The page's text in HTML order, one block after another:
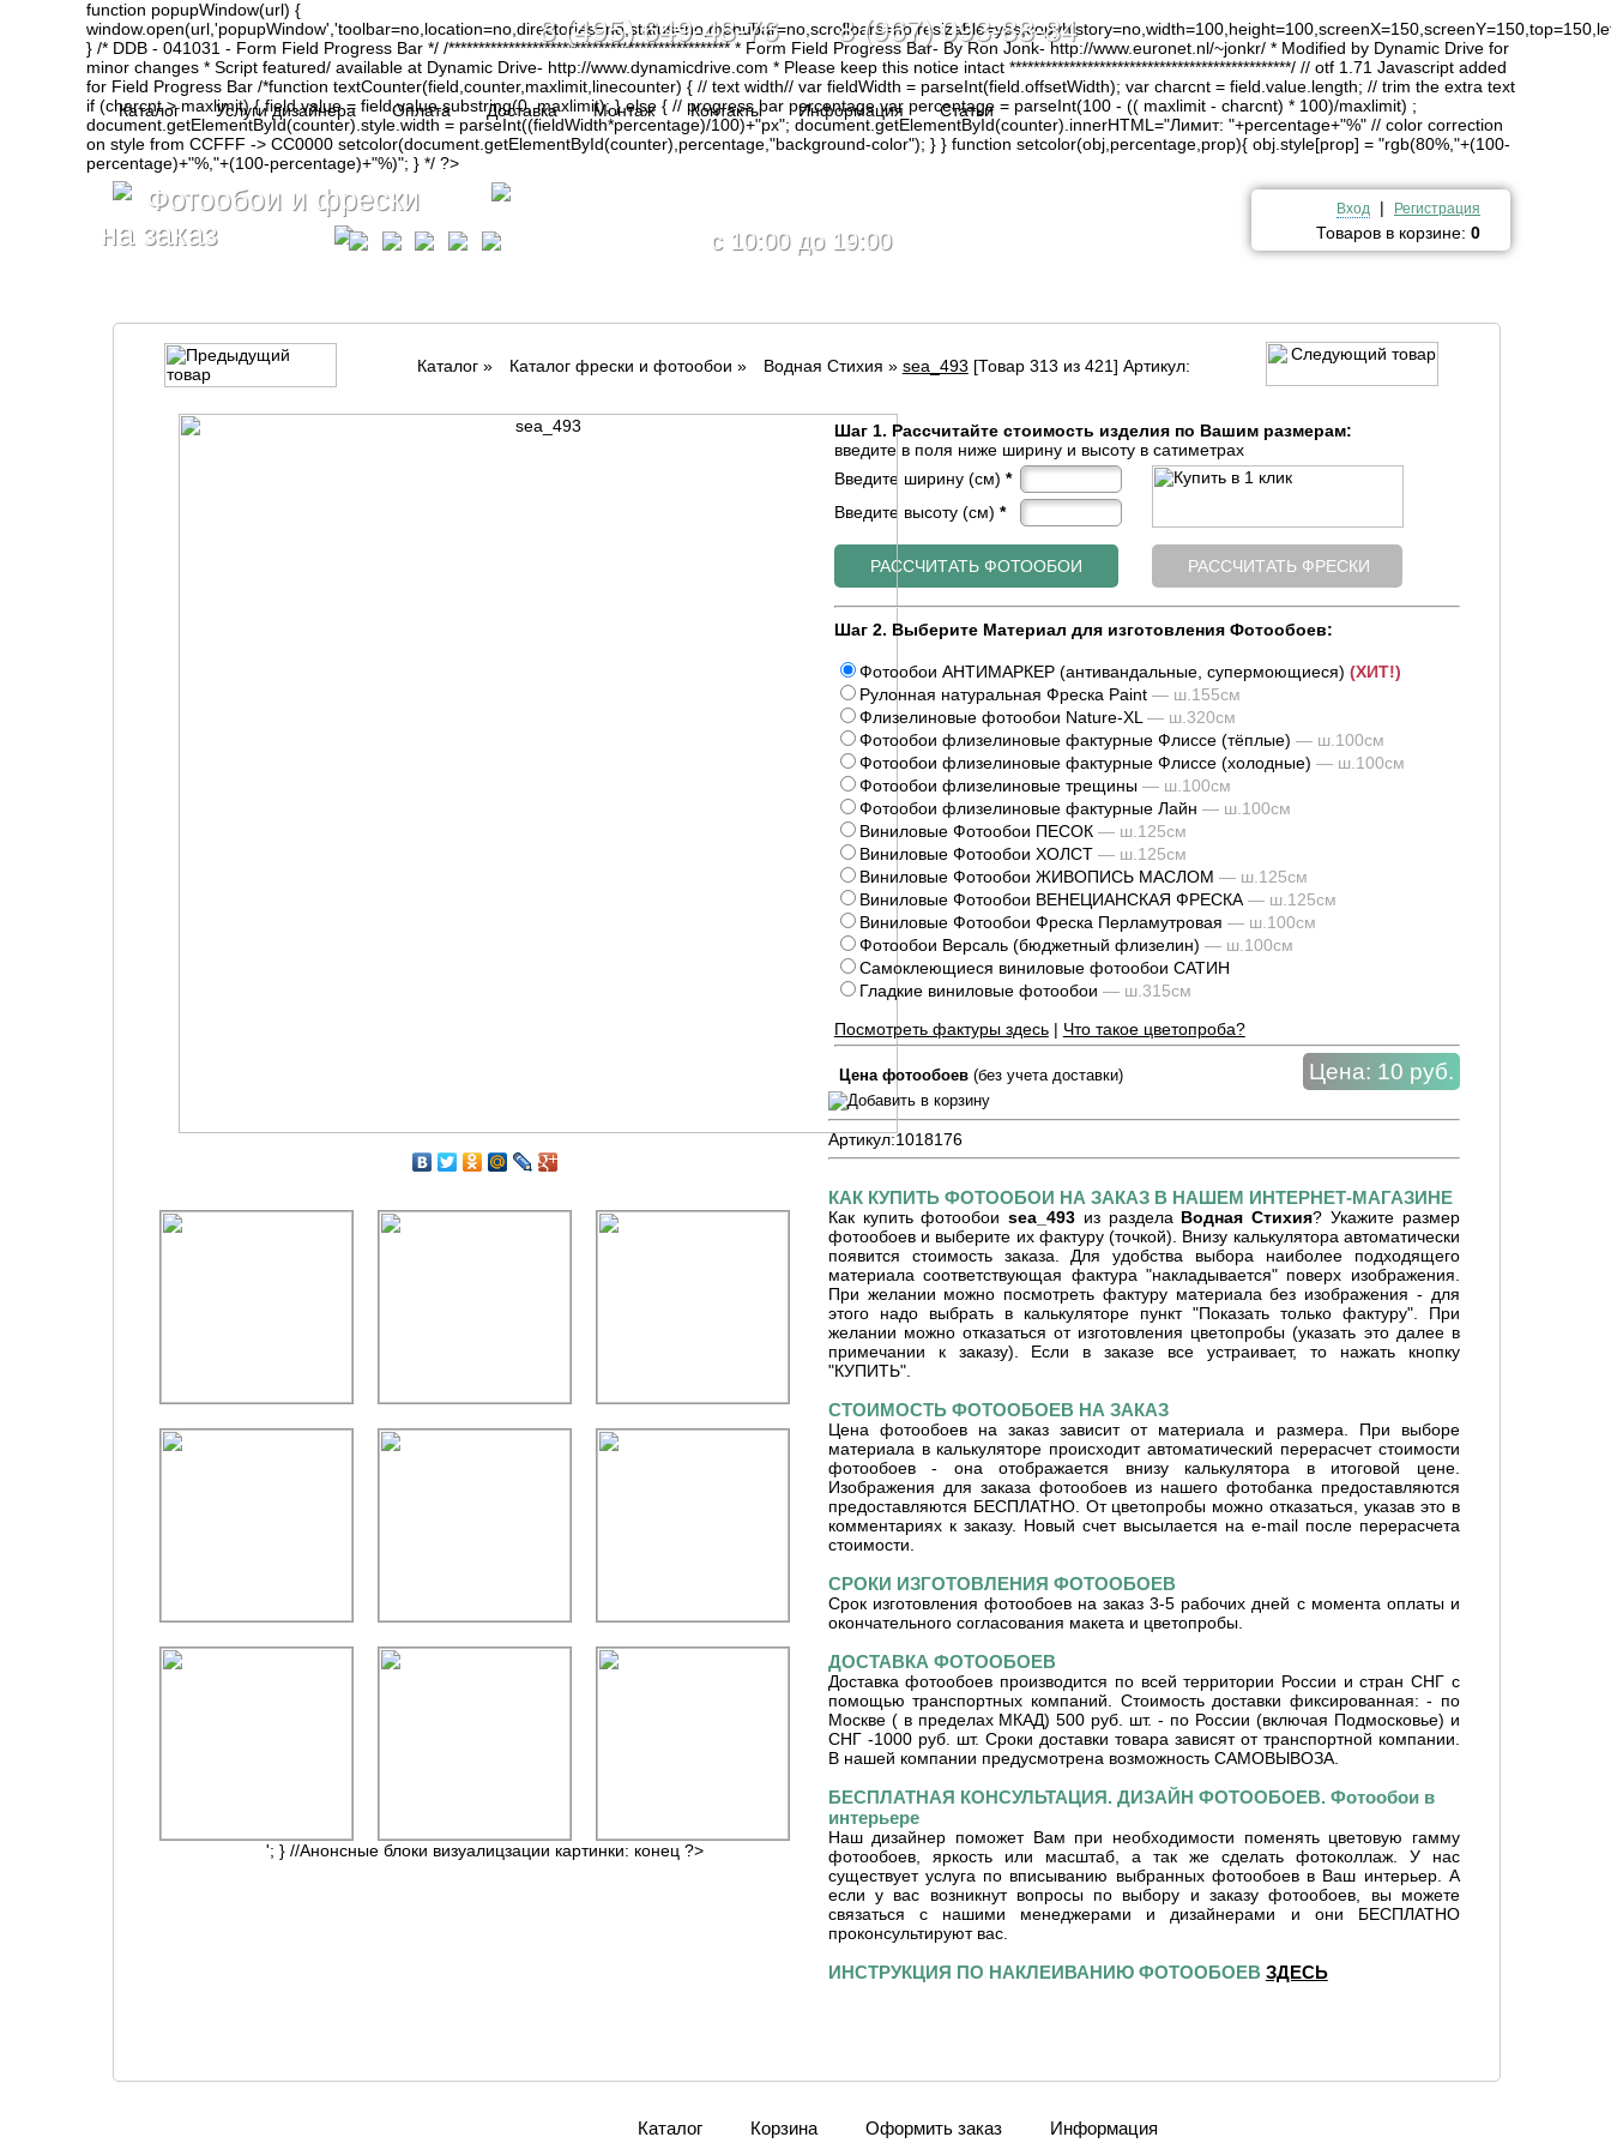
function popupWindow(url) {
} /* DDB - 041031 - Form Field Progress Bar */ /*********************************************** * Form Field Progress Bar- By Ron Jonk- http://www.euronet.nl/~jonkr/ * Modified by Dynamic Drive for
minor changes * Script featured/ available at Dynamic Drive- http://www.dynamicdrive.com * Please keep this notice intact ***********************************************/ // otf 1.71 Javascript added
for Field Progress Bar /*function textCounter(field,counter,maxlimit,linecounter) { // text width// var fieldWidth = parseInt(field.offsetWidth); var charcnt = field.value.length; // trim the extra text
if (charcnt > maxlimit) { field.value = field.value.substring(0, maxlimit); } else { // progress bar percentage var percentage = parseInt(100 - (( maxlimit - charcnt) * 100)/maxlimit) ;
document.getElementById(counter).style.width = parseInt((fieldWidth*percentage)/100)+"px"; document.getElementById(counter).innerHTML="Лимит: "+percentage+"%" // color correction
on style from CCFFF -> CC0000 setcolor(document.getElementById(counter),percentage,"background-color"); } } function setcolor(obj,percentage,prop){ obj.style[prop] = "rgb(80%,"+(100-
percentage)+"%,"+(100-percentage)+"%)"; } */ ?>
Фотообои и фрески
на заказ
8 (495) 649-48-76 8 (967) 093-88-84
c 10:00 до 19:00
Вход | Регистрация
Товаров в корзине: 0
Каталог Услуги дизайнера Оплата Доставка Монтаж Контакты Информация Статьи
Каталог» Каталог фрески и фотообои » Водная Стихия » sea_493 [Товар 313 из 421] Артикул:
'; } //Анонсные блоки визуалицзации картинки: конец ?>
Шаг 1. Рассчитайте стоимость изделия по Вашим размерам:
введите в поля ниже ширину и высоту в сатиметрах
Введите ширину (см) *
Введите высоту (см) *
Шаг 2. Выберите Материал для изготовления Фотообоев:
Фотообои АНТИМАРКЕР (антивандальные, супермоющиеся) (ХИТ!)
Рулонная натуральная Фреска Paint — ш.155см
Флизелиновые фотообои Nature-XL — ш.320см
Фотообои флизелиновые фактурные Флиссе (тёплые) — ш.100см
Фотообои флизелиновые фактурные Флиссе (холодные) — ш.100см
Фотообои флизелиновые трещины — ш.100см
Фотообои флизелиновые фактурные Лайн — ш.100см
Виниловые Фотообои ПЕСОК — ш.125см
Виниловые Фотообои ХОЛСТ — ш.125см
Виниловые Фотообои ЖИВОПИСЬ МАСЛОМ — ш.125см
Виниловые Фотообои ВЕНЕЦИАНСКАЯ ФРЕСКА — ш.125см
Виниловые Фотообои Фреска Перламутровая — ш.100см
Фотообои Версаль (бюджетный флизелин) — ш.100см
Самоклеющиеся виниловые фотообои САТИН
Гладкие виниловые фотообои — ш.315см
Посмотреть фактуры здесь| Что такое цветопроба?
Цена фотообоев (без учета доставки) Цена: 10 руб.
Артикул:1018176
КАК КУПИТЬ ФОТООБОИ НА ЗАКАЗ В НАШЕМ ИНТЕРНЕТ-МАГАЗИНЕ
Как купить фотообоиsea_493 из раздела Водная Стихия? Укажите размер
фотообоев и выберите их фактуру (точкой). Внизу калькулятора автоматически
появится стоимость заказа. Для удобства выбора наиболее подходящего
материала соответствующая фактура "накладывается" поверх изображения.
При желании можно посмотреть фактуру материала без изображения - для
этого надо выбрать в калькуляторе пункт "Показать только фактуру". При
желании можно отказаться от изготовления цветопробы (указать это далее в
примечании к заказу). Если в заказе все устраивает, то нажать кнопку
"КУПИТЬ".
СТОИМОСТЬ ФОТООБОЕВ НА ЗАКАЗ
Цена фотообоев на заказ зависит от материала и размера. При выборе
материала в калькуляторе происходит автоматический перерасчет стоимости
фотообоев - она отображается внизу калькулятора в итоговой цене.
Изображения для заказа фотообоев из нашего фотобанка предоставляются
предоставляются БЕСПЛАТНО. От цветопробы можно отказаться, указав это в
комментариях к заказу. Новый счет высылается на e-mail после перерасчета
стоимости.
СРОКИ ИЗГОТОВЛЕНИЯ ФОТООБОЕВ
Срок изготовления фотообоев на заказ 3-5 рабочих дней с момента оплаты и
окончательного согласования макета и цветопробы.
ДОСТАВКА ФОТООБОЕВ
Доставка фотообоев производится по всей территории России и стран СНГ с
помощью транспортных компаний. Стоимость доставки фиксированная: - по
Москве ( в пределах МКАД) 500 руб. шт. - по России (включая Подмосковье) и
СНГ -1000 руб. шт. Сроки доставки товара зависят от транспортной компании.
В нашей компании предусмотрена возможность САМОВЫВОЗА.
БЕСПЛАТНАЯ КОНСУЛЬТАЦИЯ. ДИЗАЙН ФОТООБОЕВ. Фотообои в
интерьере
Наш дизайнер поможет Вам при необходимости поменять цветовую гамму
фотообоев, яркость или масштаб, а так же сделать фотоколлаж. У нас
существует услуга по вписыванию выбранных фотообоев в Ваш интерьер. А
если у вас возникнут вопросы по выбору и заказу фотообоев, вы можете
связаться с нашими менеджерами и дизайнерами и они БЕСПЛАТНО
проконсультируют вас.
ИНСТРУКЦИЯ ПО НАКЛЕИВАНИЮ ФОТООБОЕВ ЗДЕСЬ
Каталог Корзина Оформить заказ Информация